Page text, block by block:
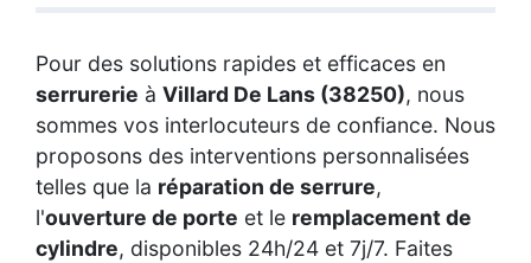
Pour des solutions rapides et efficaces en
serrurerie à Villard De Lans (38250), nous
sommes vos interlocuteurs de confiance. Nous
proposons des interventions personnalisées
telles que la réparation de serrure,
l'ouverture de porte et le remplacement de
cylindre, disponibles 24h/24 et 7j/7. Faites